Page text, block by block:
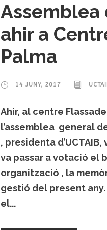
Assemblea
ahir a
Palma
14 JUNY, 2017
Ahir, al centre
l’assemblea general
, presidenta
va passar a votació el
organització , la
gestió del present any.
el...